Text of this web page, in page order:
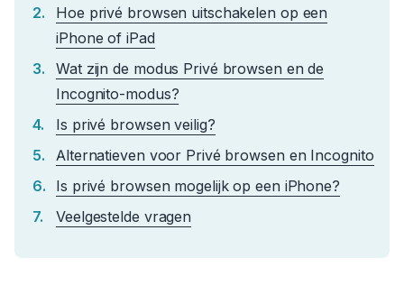
Hoe privé browsen uitschakelen op een
iPhone of iPad
Wat zijn de modus Privé browsen en de
Incognito-modus?
Is privé browsen veilig?
Alternatieven voor Privé browsen en Incognito
Is privé browsen mogelijk op een iPhone?
Veelgestelde vragen